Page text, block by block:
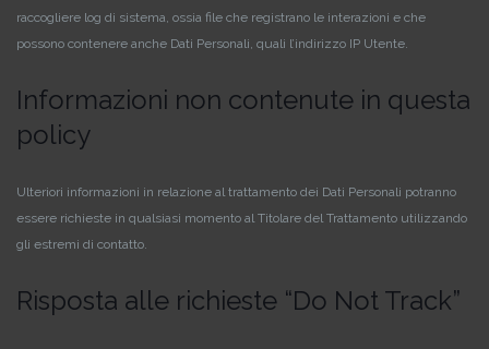
raccogliere log di sistema, ossia file che registrano le interazioni e che
possono contenere anche Dati Personali, quali l’indirizzo IP Utente.
Informazioni non contenute in questa
policy
Ulteriori informazioni in relazione al trattamento dei Dati Personali potranno
essere richieste in qualsiasi momento al Titolare del Trattamento utilizzando
gli estremi di contatto.
Risposta alle richieste “Do Not Track”